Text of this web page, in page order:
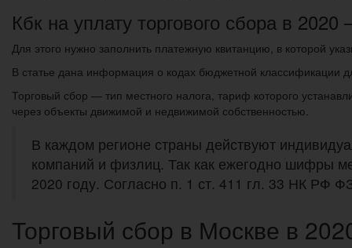
Кбк на уплату торгового сбора в 2020
Для этого нужно заполнить платежную квитанцию, в которой
В статье дана информация о кодах бюджетной классификации
Торговый сбор — тип местного налога, тариф которого
через объекты движимой и недвижимой собственностью.
В каждом регионе страны действуют
компаний и физлиц. Так как ежегодно шифры
2020 году. Согласно п. 1 ст. 411 гл. 33 НК РФ
Торговый сбор в Москве в